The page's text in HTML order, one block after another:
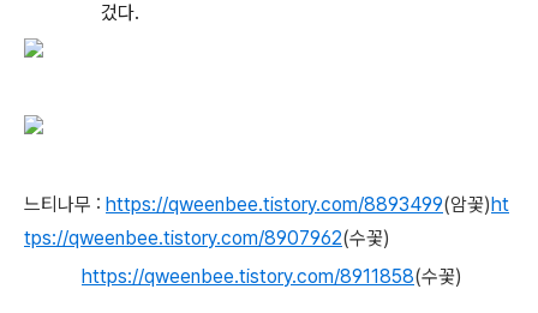
겄다.
느티나무 : https://qweenbee.tistory.com/8893499(암꽃)ht
tps://qweenbee.tistory.com/8907962(수꽃)
https://qweenbee.tistory.com/8911858(수꽃)